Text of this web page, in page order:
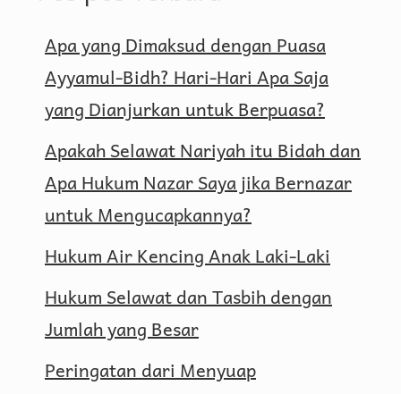
Apa yang Dimaksud dengan Puasa
Ayyamul-Bidh? Hari-Hari Apa Saja
yang Dianjurkan untuk Berpuasa?
Apakah Selawat Nariyah itu Bidah dan
Apa Hukum Nazar Saya jika Bernazar
untuk Mengucapkannya?
Hukum Air Kencing Anak Laki-Laki
Hukum Selawat dan Tasbih dengan
Jumlah yang Besar
Peringatan dari Menyuap